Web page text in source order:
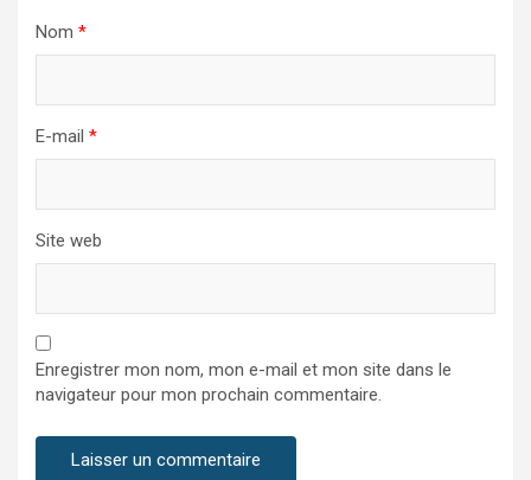
Nom *
E-mail *
Site web
Enregistrer mon nom, mon e-mail et mon site dans le
navigateur pour mon prochain commentaire.